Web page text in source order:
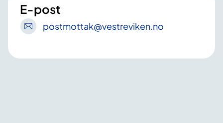
E-post
postmottak@vestreviken.no